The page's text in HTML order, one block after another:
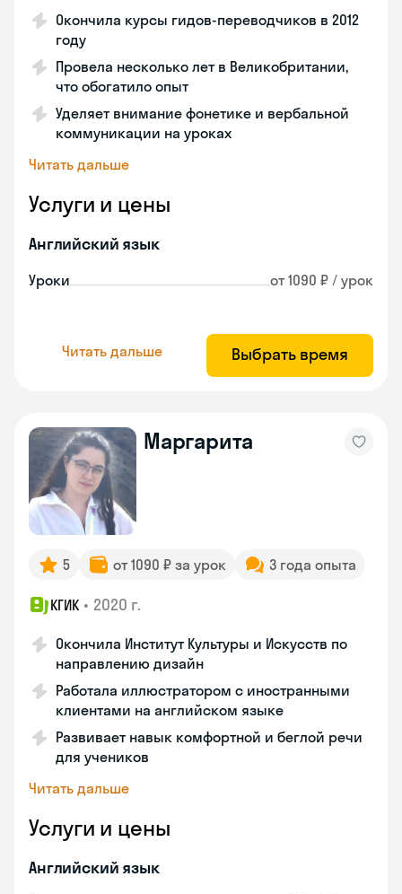
Окончила курсы гидов-переводчиков в 2012
году
Провела несколько лет в Великобритании,
что обогатило опыт
Уделяет внимание фонетике и вербальной
коммуникации на уроках
Читать дальше
Услуги и цены
Английский язык
Уроки от 1090 ₽ / урок
Читать дальше Выбрать время
Маргарита
5 от 1090 ₽ за урок 3 года опыта
КГИК • 2020 г.
Окончила Институт Культуры и Искусств по
направлению дизайн
Работала иллюстратором с иностранными
клиентами на английском языке
Развивает навык комфортной и беглой речи
для учеников
Читать дальше
Услуги и цены
Английский язык